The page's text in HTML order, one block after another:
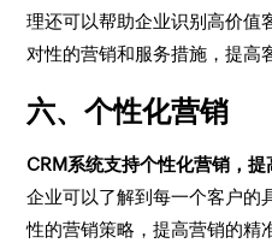
理还可以帮助企业识别高价值
对性的营销和服务措施，提高
六、个性化营销
CRM系统支持个性化营销，
企业可以了解到每一个客户的
性的营销策略，提高营销的精